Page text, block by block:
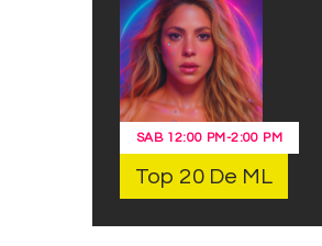
SAB 12:00 PM-2:00 PM
Top 20 De ML